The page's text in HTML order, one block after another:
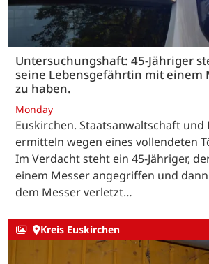
Untersuchungshaft: 45-Jähriger
seine Lebensgefährtin mit einem
zu haben.
Monday
Euskirchen. Staatsanwaltschaft und
ermitteln wegen eines vollendeten
Im Verdacht steht ein 45-Jähriger,
einem Messer angegriffen und
dem Messer verletzt…
Kreis Euskirchen